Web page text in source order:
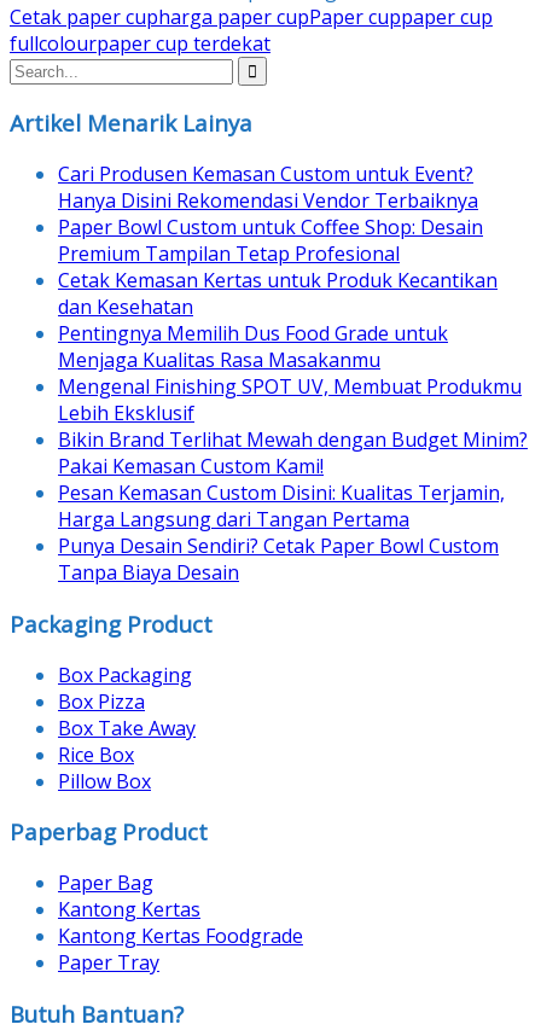
Cetak paper cupharga paper cupPaper cuppaper cup
fullcolourpaper cup terdekat
Artikel Menarik Lainya
Cari Produsen Kemasan Custom untuk Event?
Hanya Disini Rekomendasi Vendor Terbaiknya
Paper Bowl Custom untuk Coffee Shop: Desain
Premium Tampilan Tetap Profesional
Cetak Kemasan Kertas untuk Produk Kecantikan
dan Kesehatan
Pentingnya Memilih Dus Food Grade untuk
Menjaga Kualitas Rasa Masakanmu
Mengenal Finishing SPOT UV, Membuat Produkmu
Lebih Eksklusif
Bikin Brand Terlihat Mewah dengan Budget Minim?
Pakai Kemasan Custom Kami!
Pesan Kemasan Custom Disini: Kualitas Terjamin,
Harga Langsung dari Tangan Pertama
Punya Desain Sendiri? Cetak Paper Bowl Custom
Tanpa Biaya Desain
Packaging Product
Box Packaging
Box Pizza
Box Take Away
Rice Box
Pillow Box
Paperbag Product
Paper Bag
Kantong Kertas
Kantong Kertas Foodgrade
Paper Tray
Butuh Bantuan?